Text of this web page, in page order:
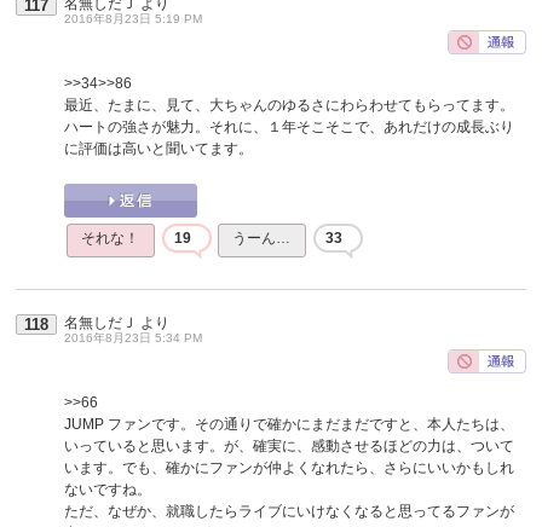
117 名無しだＪ より
2016年8月23日 5:19 PM
>>34>>86
最近、たまに、見て、大ちゃんのゆるさにわらわせてもらってます。
ハートの強さが魅力。それに、１年そこそこで、あれだけの成長ぶり
に評価は高いと聞いてます。
それな！ 19 うーん… 33
118 名無しだＪ より
2016年8月23日 5:34 PM
>>66
JUMP ファンです。その通りで確かにまだまだですと、本人たちは、
いっていると思います。が、確実に、感動させるほどの力は、ついて
います。でも、確かにファンが仲よくなれたら、さらにいいかもしれ
ないですね。
ただ、なぜか、就職したらライブにいけなくなると思ってるファンが